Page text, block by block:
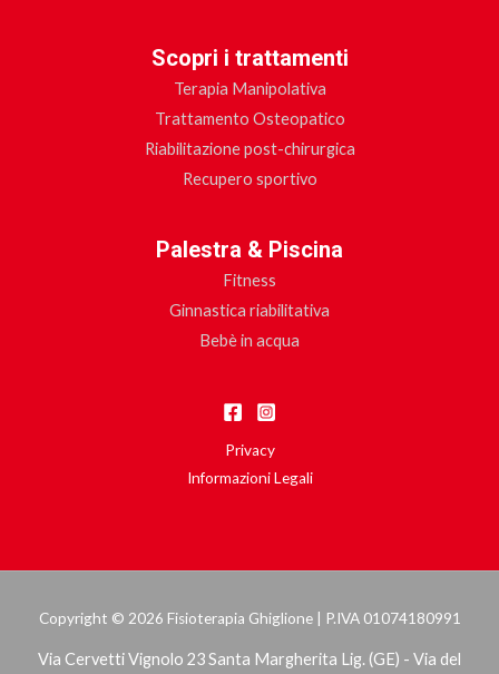
Scopri i trattamenti
Terapia Manipolativa
Trattamento Osteopatico
Riabilitazione post-chirurgica
Recupero sportivo
Palestra & Piscina
Fitness
Ginnastica riabilitativa
Bebè in acqua
Privacy
Informazioni Legali
Copyright © 2026 Fisioterapia Ghiglione | P.IVA 01074180991
Via Cervetti Vignolo 23 Santa Margherita Lig. (GE) - Via del